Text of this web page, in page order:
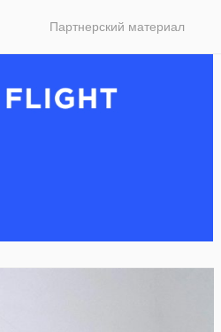
Партнерский материал